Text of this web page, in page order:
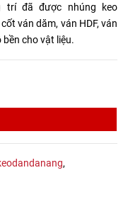
trí đã được nhúng keo
ván dăm, ván HDF, ván
cho vật liệu.
,